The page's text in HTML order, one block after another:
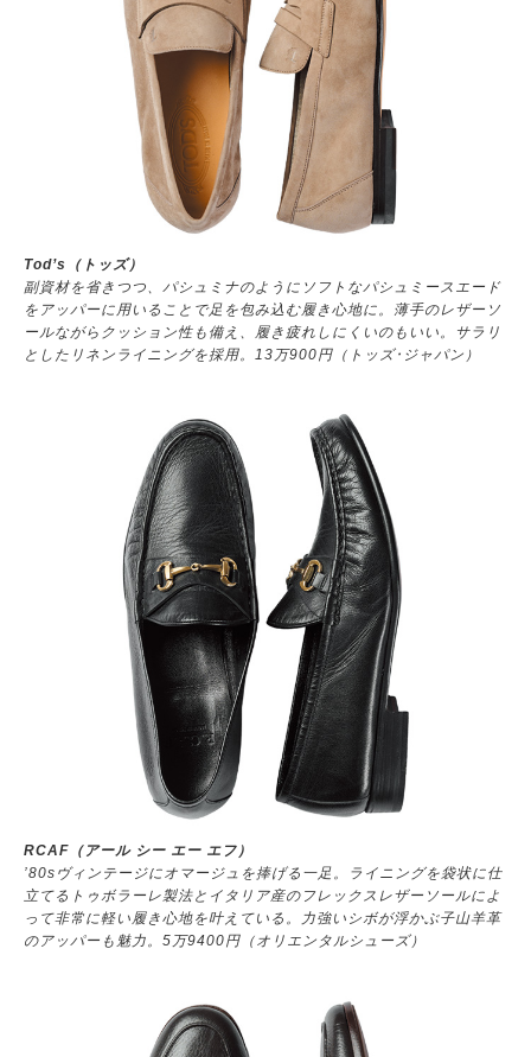
Tod’s（トッズ）
副資材を省きつつ、パシュミナのようにソフトなパシュミースエード
をアッパーに用いることで足を包み込む履き心地に。薄手のレザーソ
ールながらクッション性も備え、履き疲れしにくいのもいい。サラリ
としたリネンライニングを採用。13万900円（トッズ･ジャパン）
RCAF（アール シー エー エフ）
’80sヴィンテージにオマージュを捧げる一足。ライニングを袋状に仕
立てるトゥボラーレ製法とイタリア産のフレックスレザーソールによ
って非常に軽い履き心地を叶えている。力強いシボが浮かぶ子山羊革
のアッパーも魅力。5万9400円（オリエンタルシューズ）